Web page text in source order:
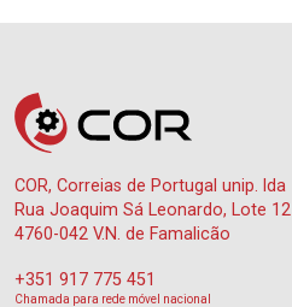
COR, Correias de Portugal unip. lda
Rua Joaquim Sá Leonardo, Lote 12
4760-042 V.N. de Famalicão
+351 917 775 451
Chamada para rede móvel nacional